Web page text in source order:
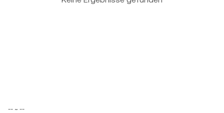
-- ~ --